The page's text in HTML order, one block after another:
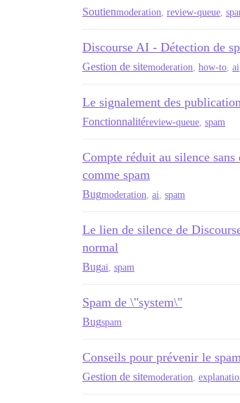
Soutienmoderation review-queue
Discourse AI - Détection de
Gestion de sitemoderation how-to ai
Le signalement des
Fonctionnalitéreview-queue spam
Compte réduit au silence
comme spam
Bugmoderation ai spam
Le lien de silence de
normal
Bugai spam
Spam de \"system\"
Bugspam
Conseils pour prévenir le
Gestion de sitemoderation